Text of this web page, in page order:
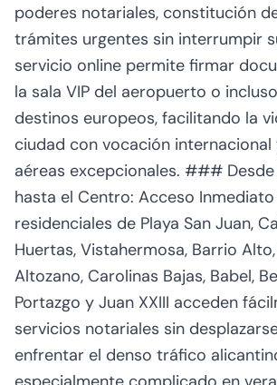
poderes notariales, constitución
trámites urgentes sin interrumpir
servicio online permite firmar
la sala VIP del aeropuerto o
destinos europeos, facilitando la
ciudad con vocación internacional
aéreas excepcionales. ### Desde
hasta el Centro: Acceso Inmediato
residenciales de Playa San Juan,
Huertas, Vistahermosa, Barrio Alto,
Altozano, Carolinas Bajas, Babel,
Portazgo y Juan XXIII acceden
servicios notariales sin
enfrentar el denso tráfico